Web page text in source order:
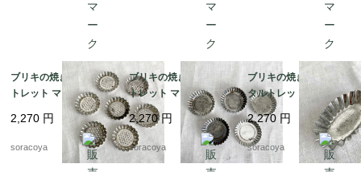
ブリキの焼き型 タル
トレット マドレーヌ 7.
5cm 12KWcn78-1
2,270 円
soracoya
ブリキの焼き型 タル
トレット マドレーヌ 9
cm 12KWcn78-3
2,270円
soracoya
ブリキの焼き型 楕円
タルトレット マドレー
ヌ ミニケーキ 10.5cm
12KWcn78-7
2,270 円
soracoya